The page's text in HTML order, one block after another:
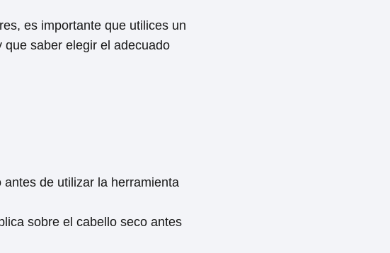
es importante que utilices un
saber elegir el adecuado
de utilizar la herramienta
sobre el cabello seco antes